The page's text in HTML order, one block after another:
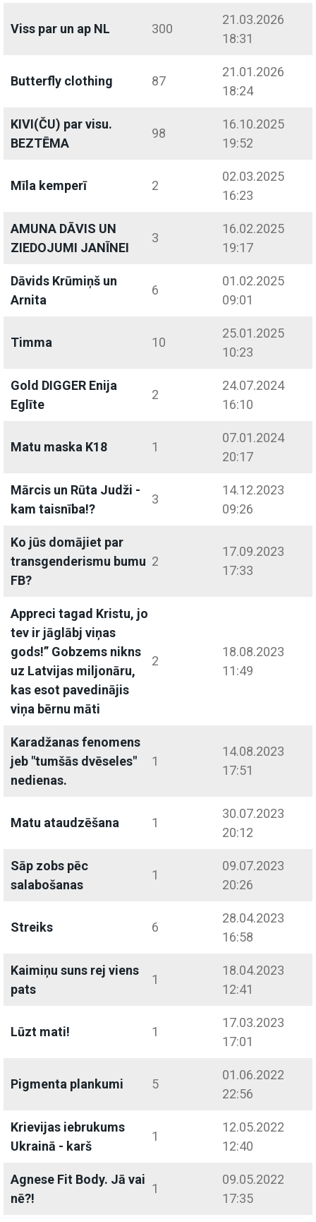
Viss par un ap NL 300
21.03.2026
18:31
Butterfly clothing 87
21.01.2026
18:24
KIVI(ČU) par visu.
BEZTĒMA
98
16.10.2025
19:52
Mīla kemperī 2
02.03.2025
16:23
AMUNA DĀVIS UN
ZIEDOJUMI JANĪNEI
3
16.02.2025
19:17
Dāvids Krūmiņš un
Arnita
6
01.02.2025
09:01
Timma 10
25.01.2025
10:23
Gold DIGGER Enija
Eglīte
2
24.07.2024
16:10
Matu maska K18 1
07.01.2024
20:17
Mārcis un Rūta Judži -
kam taisnība!?
3
14.12.2023
09:26
Ko jūs domājiet par
transgenderismu bumu
FB?
2
17.09.2023
17:33
Appreci tagad Kristu, jo
tev ir jāglābj viņas
gods!” Gobzems nikns
uz Latvijas miljonāru,
kas esot pavedinājis
viņa bērnu māti
2
18.08.2023
11:49
Karadžanas fenomens
jeb "tumšās dvēseles"
nedienas.
1
14.08.2023
17:51
Matu ataudzēšana 1
30.07.2023
20:12
Sāp zobs pēc
salabošanas
1
09.07.2023
20:26
Streiks 6
28.04.2023
16:58
Kaimiņu suns rej viens
pats
1
18.04.2023
12:41
Lūzt mati! 1
17.03.2023
17:01
Pigmenta plankumi 5
01.06.2022
22:56
Krievijas iebrukums
Ukrainā - karš
1
12.05.2022
12:40
Agnese Fit Body. Jā vai
nē?!
1
09.05.2022
17:35